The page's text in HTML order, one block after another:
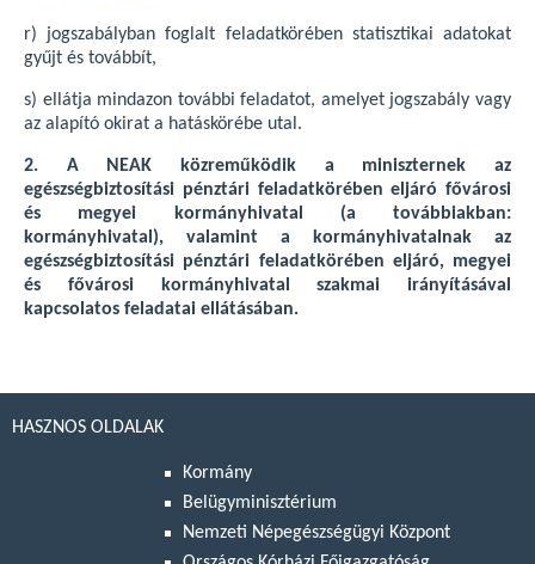
r) jogszabályban foglalt feladatkörében statisztikai adatokat
gyűjt és továbbít,
s) ellátja mindazon további feladatot, amelyet jogszabály vagy
az alapító okirat a hatáskörébe utal.
2. A NEAK közreműködik a miniszternek az
egészségbiztosítási pénztári feladatkörében eljáró fővárosi
és megyei kormányhivatal (a továbbiakban:
kormányhivatal), valamint a kormányhivatalnak az
egészségbiztosítási pénztári feladatkörében eljáró, megyei
és fővárosi kormányhivatal szakmai irányításával
kapcsolatos feladatai ellátásában.
HASZNOS OLDALAK
Kormány
Belügyminisztérium
Nemzeti Népegészségügyi Központ